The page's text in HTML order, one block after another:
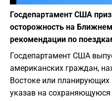
Госдепартамент США
осторожность на
рекомендации по
Госдепартамент США
американских граждан,
Востоке или планирующих
указав на